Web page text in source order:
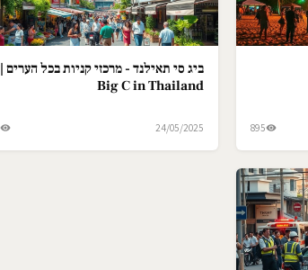
895
ביג סי תאילנד - מרכזי קניות בכל הערים |
Big C in Thailand
24/05/2025